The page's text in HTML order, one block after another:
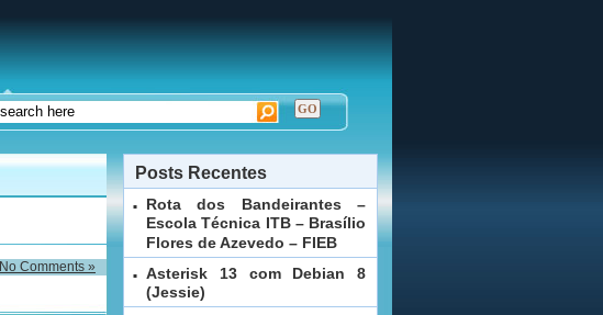
No Comments »
Posts Recentes
Rota dos Bandeirantes –
Escola Técnica ITB – Brasílio
Flores de Azevedo – FIEB
Asterisk 13 com Debian 8
(Jessie)